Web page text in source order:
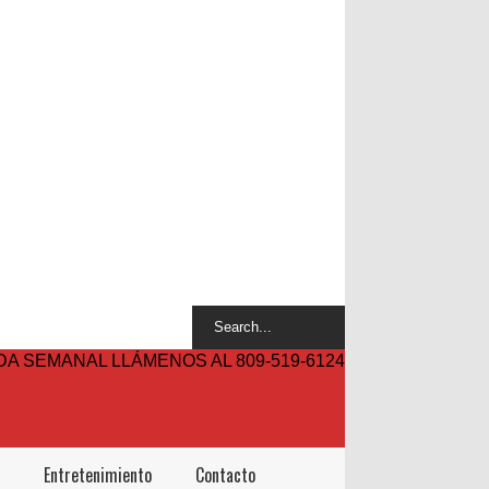
SEMANAL LLÁMENOS AL 809-519-6124
Entretenimiento Contacto